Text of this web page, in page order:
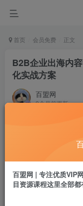
首页 会员免费 正文
B2B企业出海内
化实战方案
百盟网
9个月前更新
B2B企业出海内容营
百盟网 | 专注优质VIP
目资源课程这里全部都